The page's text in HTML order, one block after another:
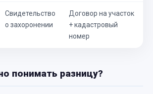
Свидетельство
о захоронении
Договор на участок
+ кадастровый
номер
понимать разницу?